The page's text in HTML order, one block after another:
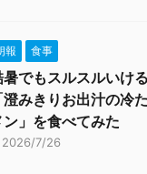
報 食事
暑でもスルスルいけ
澄みきりお出汁の冷
ン」を食べてみた
2026/7/26